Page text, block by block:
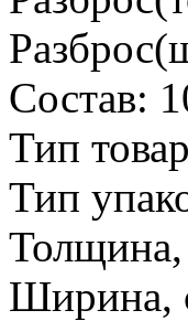
Состав:
Тип
Тип
Ширина,